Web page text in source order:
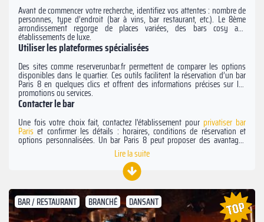
Avant de commencer votre recherche, identifiez vos attentes : nombre de
personnes, type d’endroit (bar à vins, bar restaurant, etc.). Le 8ème
arrondissement regorge de places variées, des bars cosy aux
établissements de luxe.
Utiliser les plateformes spécialisées
Des sites comme reserverunbar.fr permettent de comparer les options
disponibles dans le quartier. Ces outils facilitent la réservation d’un bar
Paris 8 en quelques clics et offrent des informations précises sur les
promotions ou services.
Contacter le bar
Une fois votre choix fait, contactez l'établissement pour privatiser bar
Paris et confirmer les détails : horaires, conditions de réservation et
options personnalisées. Un bar Paris 8 peut proposer des avantages
comme des boissons gratuites ou des espaces privatisés.
Lire la suite
BAR / RESTAURANT BRANCHÉ DANSANT